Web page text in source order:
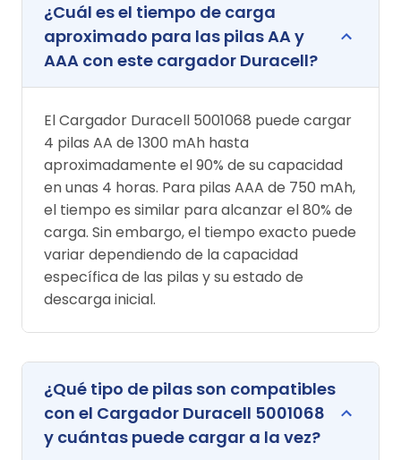
¿Cuál es el tiempo de carga
aproximado para las pilas AA y
AAA con este cargador Duracell?
El Cargador Duracell 5001068 puede cargar
4 pilas AA de 1300 mAh hasta
aproximadamente el 90% de su capacidad
en unas 4 horas. Para pilas AAA de 750 mAh,
el tiempo es similar para alcanzar el 80% de
carga. Sin embargo, el tiempo exacto puede
variar dependiendo de la capacidad
específica de las pilas y su estado de
descarga inicial.
¿Qué tipo de pilas son compatibles
con el Cargador Duracell 5001068
y cuántas puede cargar a la vez?